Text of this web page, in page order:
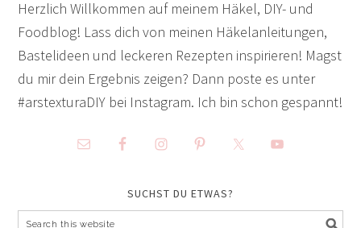
Herzlich Willkommen auf meinem Häkel, DIY- und
Foodblog! Lass dich von meinen Häkelanleitungen,
Bastelideen und leckeren Rezepten inspirieren! Magst
du mir dein Ergebnis zeigen? Dann poste es unter
#arstexturaDIY bei Instagram. Ich bin schon gespannt!
SUCHST DU ETWAS?